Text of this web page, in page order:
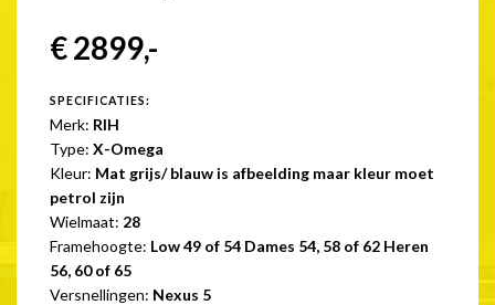
€ 2899,-
SPECIFICATIES:
Merk: RIH
Type: X-Omega
Kleur: Mat grijs/ blauw is afbeelding maar kleur moet
petrol zijn
Wielmaat: 28
Framehoogte: Low 49 of 54 Dames 54, 58 of 62 Heren
56, 60 of 65
Versnellingen: Nexus 5